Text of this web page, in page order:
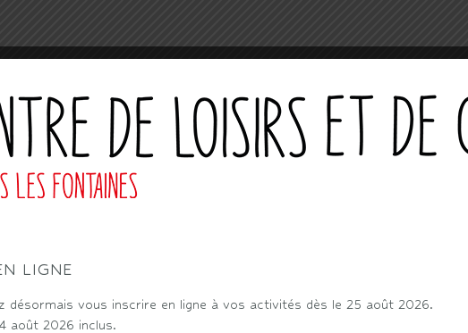
LIGNE
désormais vous inscrire en ligne à vos activités dès le 25 août 2026.
août 2026 inclus.